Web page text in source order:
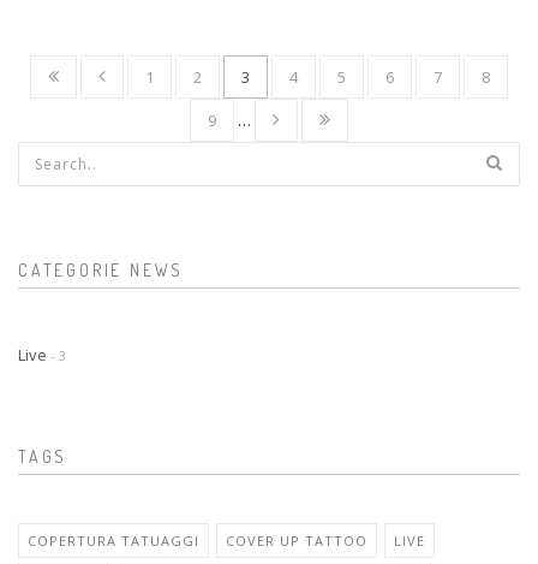
1 2 3 4 5 6 7
8
9
…
Form di ricerca
CATEGORIE NEWS
Live - 3
TAGS
COPERTURA TATUAGGI COVER UP TATTOO LIVE